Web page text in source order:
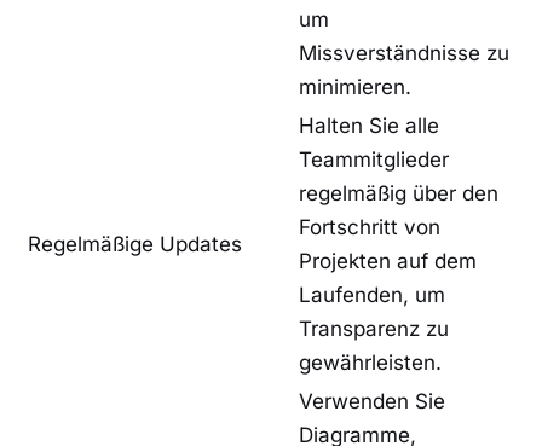
um⁣
Missverständnisse zu
minimieren.
Regelmäßige Updates
Halten ​Sie alle
Teammitglieder
regelmäßig über den
⁣Fortschritt‌ von
⁤Projekten auf dem
⁢Laufenden, um
⁤Transparenz ⁢zu​
gewährleisten.
Verwenden ‌Sie
Diagramme,